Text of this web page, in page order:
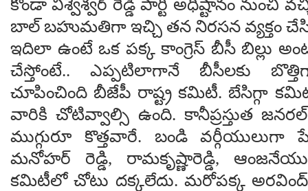
కొండా విశ్వేశ్వ‌ర్ రెడ్డి పార్టీ అధిష్టానం నుంచి
బాల్ బ‌హుమ‌తిగా ఇచ్చి త‌న నిర‌స‌న వ్య‌క్తం
ఇదిలా ఉంటే ఒక ప‌క్క కాంగ్రెస్ బీసీ బిల్లు
చేస్తోంటే.. ఎప్ప‌టిలాగానే బీసీల‌కు
చూపించింది బీజేపీ రాష్ట్ర క‌మిటీ. బేసిగ్గా
వారికి చోటివ్వాల్సి ఉంది. కానీప్ర‌స్తుత
ముగ్గురూ కొత్త‌వారే. బండి వ‌ర్గీయులుగా
మ‌నోహ‌ర్ రెడ్డి, రామ‌కృష్ణారెడ్డి,
క‌మిటీలో చోటు ద‌క్క‌లేదు. మ‌రోప‌క్క